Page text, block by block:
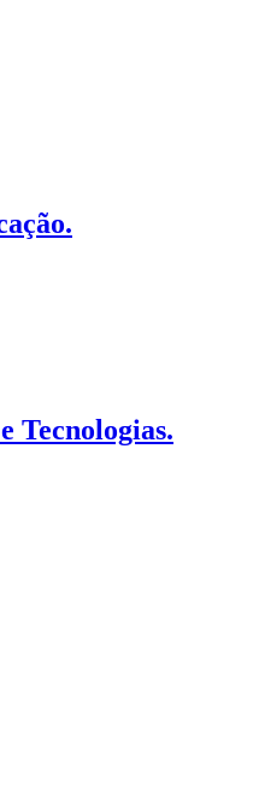
Tecnologias.